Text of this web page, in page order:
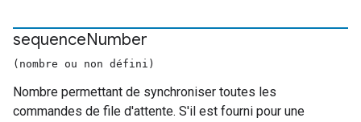
sequenceNumber
(nombre ou non défini)
Nombre permettant de synchroniser toutes les
commandes de file d'attente. S'il est fourni pour une